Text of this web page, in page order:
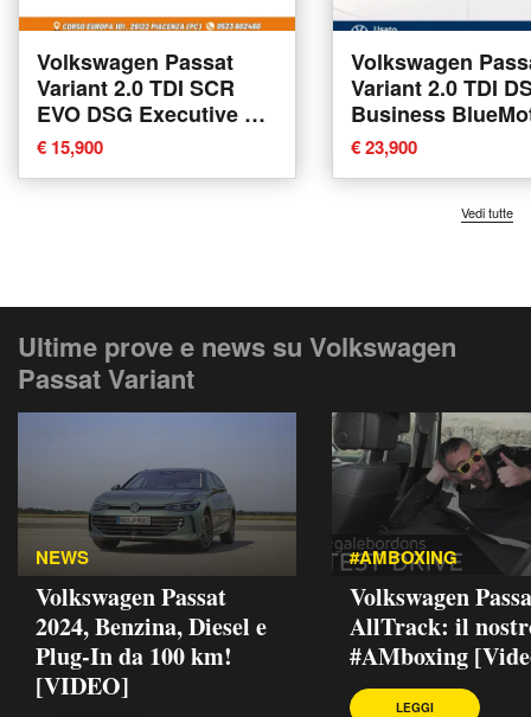
Volkswagen Passat
Variant 2.0 TDI SCR
EVO DSG Executive del
2020 usata a Piacenza
€ 15,900
Volkswagen
Variant 2.0 TDI
Business
Tech del 2024
Arzignano
€ 23,900
Vedi tutte
Ultime prove e news su Volkswagen
Passat Variant
NEWS
Volkswagen Passat
2024, Benzina, Diesel e
Plug-In da 100 km!
[VIDEO]
#AMBOXING
Volkswagen
AllTrack: il
#AMboxing
LEGGI